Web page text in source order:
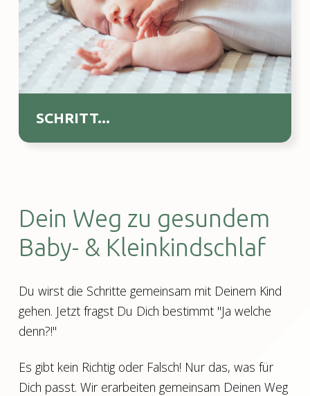
SCHRITT...
Dein Weg zu gesundem
Baby- & Kleinkindschlaf
Du wirst die Schritte gemeinsam mit Deinem Kind
gehen. Jetzt fragst Du Dich bestimmt "Ja welche
denn?!"
Es gibt kein Richtig oder Falsch! Nur das, was für
Dich passt. Wir erarbeiten gemeinsam Deinen Weg